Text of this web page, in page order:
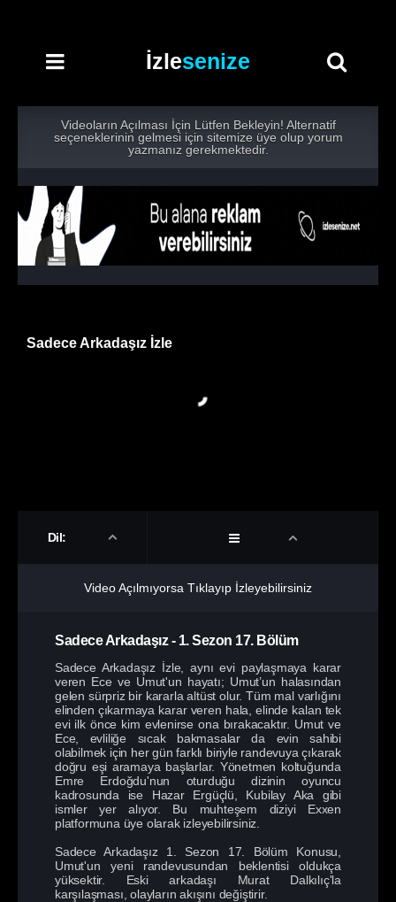
İzlesenize
Videoların Açılması İçin Lütfen Bekleyin! Alternatif
seçeneklerinin gelmesi için sitemize üye olup yorum
yazmanız gerekmektedir.
Sadece Arkadaşız İzle
Dil:
Video Açılmıyorsa Tıklayıp İzleyebilirsiniz
Sadece Arkadaşız- 1. Sezon 17. Bölüm
Sadece Arkadaşız İzle, aynı evi paylaşmaya karar
veren Ece ve Umut'un hayatı; Umut’un halasından
gelen sürpriz bir kararla altüst olur. Tüm mal varlığını
elinden çıkarmaya karar veren hala, elinde kalan tek
evi ilk önce kim evlenirse ona bırakacaktır. Umut ve
Ece, evliliğe sıcak bakmasalar da evin sahibi
olabilmek için her gün farklı biriyle randevuya çıkarak
doğru eşi aramaya başlarlar. Yönetmen koltuğunda
Emre Erdoğdu'nun oturduğu dizinin oyuncu
kadrosunda ise Hazar Ergüçlü, Kubilay Aka gibi
ismler yer alıyor. Bu muhteşem diziyi Exxen
platformuna üye olarak izleyebilirsiniz.
Sadece Arkadaşız 1. Sezon 17. Bölüm Konusu,
Umut'un yeni randevusundan beklentisi oldukça
yüksektir. Eski arkadaşı Murat Dalkılıç'la
karşılaşması, olayların akışını değiştirir.